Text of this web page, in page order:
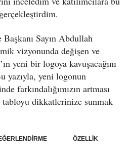
Sayın Abdullah
vizyonunda değişen ve
yeni bir logoya kavuşacağını
yazıyla, yeni logonun
farkındalığımızın artması
tabloyu dikkatlerinize sunmak
ÖZELLİK